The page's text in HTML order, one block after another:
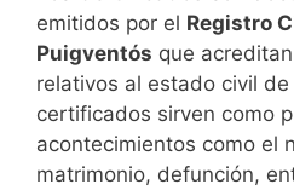
emitidos por el Registro
Puigventós que
relativos al estado civil
certificados sirven como
acontecimientos como el
matrimonio, defunción,